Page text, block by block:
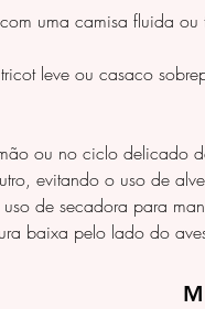
uma camisa fluida
leve ou casaco
ou no ciclo delicado
evitando o uso de
de secadora para
baixa pelo lado do